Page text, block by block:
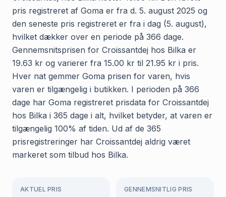
pris registreret af Goma er fra d. 5. august 2025 og
den seneste pris registreret er fra i dag (5. august),
hvilket dækker over en periode på 366 dage.
Gennemsnitsprisen for Croissantdej hos Bilka er
19.63 kr og varierer fra 15.00 kr til 21.95 kr i pris.
Hver nat gemmer Goma prisen for varen, hvis
varen er tilgængelig i butikken. I perioden på 366
dage har Goma registreret prisdata for Croissantdej
hos Bilka i 365 dage i alt, hvilket betyder, at varen er
tilgængelig 100% af tiden. Ud af de 365
prisregistreringer har Croissantdej aldrig været
markeret som tilbud hos Bilka.
AKTUEL PRIS GENNEMSNITLIG PRIS